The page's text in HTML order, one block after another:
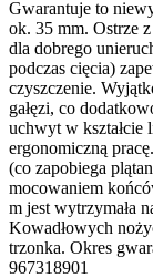
Gwarantuje to
ok. 35 mm. Ostrze
dla dobrego
podczas cięcia)
czyszczenie.
gałęzi, co
uchwyt w
ergonomiczną
(co zapobiega
mocowaniem
m jest wytrzymała
Kowadłowych
trzonka. Okres
967318901